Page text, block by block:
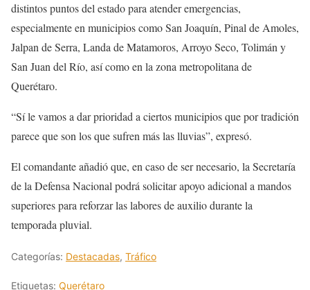
distintos puntos del estado para atender emergencias,
especialmente en municipios como San Joaquín, Pinal de Amoles,
Jalpan de Serra, Landa de Matamoros, Arroyo Seco, Tolimán y
San Juan del Río, así como en la zona metropolitana de
Querétaro.
“Sí le vamos a dar prioridad a ciertos municipios que por tradición
parece que son los que sufren más las lluvias”, expresó.
El comandante añadió que, en caso de ser necesario, la Secretaría
de la Defensa Nacional podrá solicitar apoyo adicional a mandos
superiores para reforzar las labores de auxilio durante la
temporada pluvial.
Categorías: Destacadas, Tráfico
Etiquetas: Querétaro